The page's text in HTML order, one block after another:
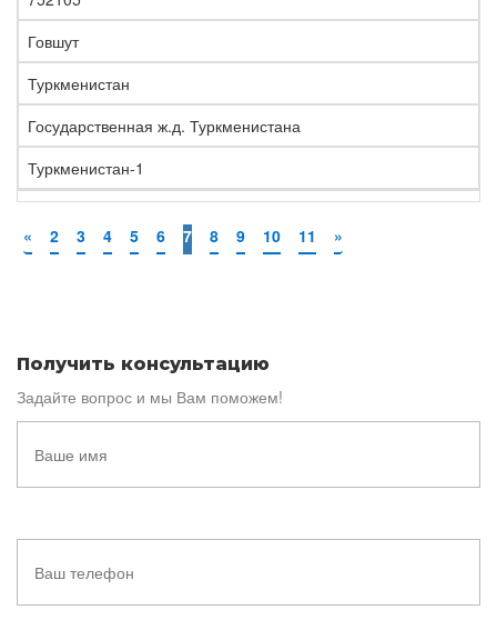
Говшут
Туркменистан
Государственная ж.д. Туркменистана
Туркменистан-1
« 2 3 4 5 6 7 8 9 10 11 »
Получить консультацию
Задайте вопрос и мы Вам поможем!